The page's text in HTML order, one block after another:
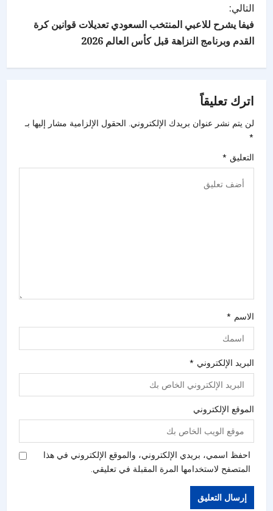
التالي:
فيفا يشرح للاعبي المنتخب السعودي تعديلات قوانين كرة
القدم وبرنامج النزاهة قبل كأس العالم 2026
اترك تعليقاً
لن يتم نشر عنوان بريدك الإلكتروني. الحقول الإلزامية مشار إليها بـ
*
التعليق *
الاسم *
البريد الإلكتروني *
الموقع الإلكتروني
احفظ اسمي، بريدي الإلكتروني، والموقع الإلكتروني في هذا
المتصفح لاستخدامها المرة المقبلة في تعليقي.